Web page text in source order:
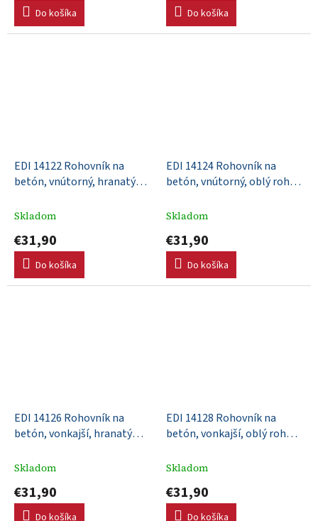
Do košíka Do košíka
EDI 14122 Rohovník na
betón, vnútorný, hranatý
DuraSoft rúčka
Skladom
€31,90
Do košíka
EDI 14124 Rohovník na
betón, vnútorný, oblý roh
152x64mm, DuraSoft® rúčka
Skladom
€31,90
Do košíka
EDI 14126 Rohovník na
betón, vonkajší, hranatý
DuraSoft rúčka
Skladom
€31,90
Do košíka
EDI 14128 Rohovník na
betón, vonkajší, oblý roh
152x64mm, DuraSoft® rúčka
Skladom
€31,90
Do košíka